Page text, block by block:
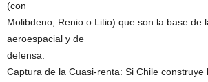
(con
Molibdeno, Renio o Litio) que son la base de
aeroespacial y de
defensa.
Captura de la Cuasi-renta: Si Chile